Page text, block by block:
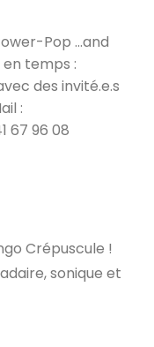
Pop ...and
temps :
des invité.e.s
:
67 96 08
Crépuscule !
sonique et